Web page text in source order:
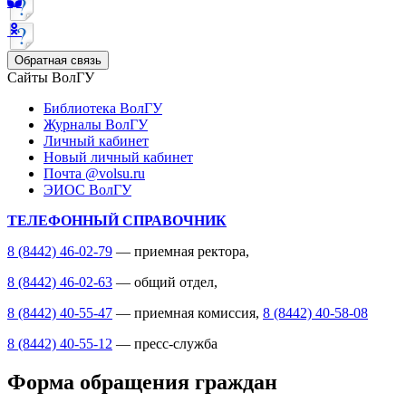
Обратная связь
Сайты ВолГУ
Библиотека ВолГУ
Журналы ВолГУ
Личный кабинет
Новый личный кабинет
Почта @volsu.ru
ЭИОС ВолГУ
ТЕЛЕФОННЫЙ СПРАВОЧНИК
8 (8442) 46-02-79 — приемная ректора,
8 (8442) 46-02-63 — общий отдел,
8 (8442) 40-55-47 — приемная комиссия, 8 (8442) 40-58-08
8 (8442) 40-55-12 — пресс-служба
Форма обращения граждан